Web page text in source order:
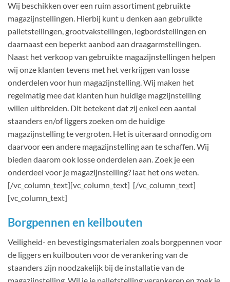
Wij beschikken over een ruim assortiment gebruikte
magazijnstellingen. Hierbij kunt u denken aan gebruikte
palletstellingen, grootvakstellingen, legbordstellingen en
daarnaast een beperkt aanbod aan draagarmstellingen.
Naast het verkoop van gebruikte magazijnstellingen helpen
wij onze klanten tevens met het verkrijgen van losse
onderdelen voor hun magazijnstelling. Wij maken het
regelmatig mee dat klanten hun huidige magzijnstelling
willen uitbreiden. Dit betekent dat zij enkel een aantal
staanders en/of liggers zoeken om de huidige
magazijnstelling te vergroten. Het is uiteraard onnodig om
daarvoor een andere magazijnstelling aan te schaffen. Wij
bieden daarom ook losse onderdelen aan. Zoek je een
onderdeel voor je magazijnstelling? laat het ons weten.
[/vc_column_text][vc_column_text] [/vc_column_text]
[vc_column_text]
Borgpennen en keilbouten
Veiligheid- en bevestigingsmaterialen zoals borgpennen voor
de liggers en kuilbouten voor de verankering van de
staanders zijn noodzakelijk bij de installatie van de